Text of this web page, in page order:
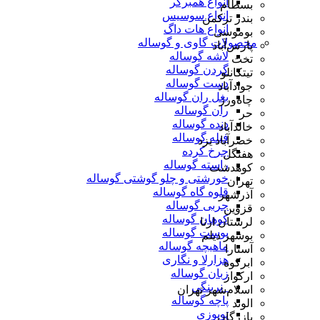
انواع سوسیس
انواع هات داگ
محصولات گاوی و گوساله
لاشه گوساله
گردن گوساله
دست گوساله
بغل ران گوساله
ران گوساله
دنده گوساله
فیله گوساله
چرخ کرده
راسته گوساله
خورشتی و چلو گوشتی گوساله
قلوه گاه گوساله
چربی گوساله
کوهان گوساله
پوست گوساله
ماهیچه گوساله
هزارلا و نگاری
زبان گوساله
_نرینگی
پاچه گوساله
توپوزی
بسطام
بندر ترکمن
بوموسی
پارس‌آباد
تخت
تیتکانلو
جوادآباد
چاه‌ورز
حر
خالدآباد
خضرآباد یزد
هفتگل
کوهدشت
تهران
آذرشهر
قزوین
لرستان ازنا
بوشهر دیلم
آستارا
ابرکوه
ارکواز
اسلام‌شهر تهران
الوند
بازرگان